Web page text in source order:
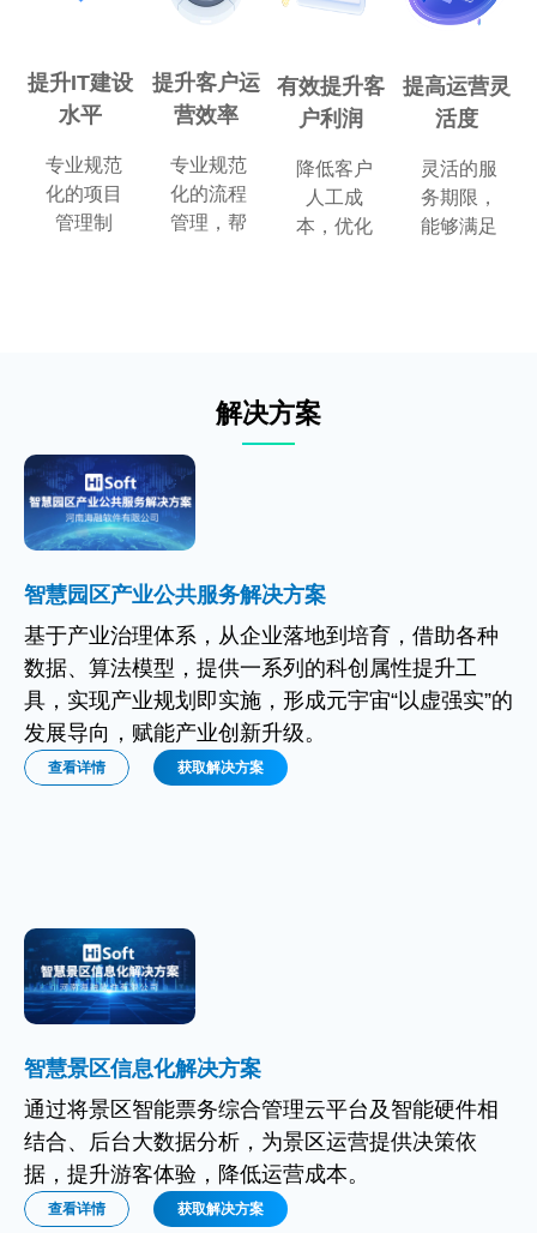
提升IT建设
水平
专业规范
化的项目
管理制
提升客户运
营效率
专业规范
化的流程
管理，帮
有效提升客
户利润
降低客户
人工成
本，优化
提高运营灵
活度
灵活的服
务期限，
能够满足
解决方案
智慧园区产业公共服务解决方案
基于产业治理体系，从企业落地到培育，借助各种
数据、算法模型，提供一系列的科创属性提升工
具，实现产业规划即实施，形成元宇宙“以虚强实”的
发展导向，赋能产业创新升级。
查看详情 获取解决方案
智慧景区信息化解决方案
通过将景区智能票务综合管理云平台及智能硬件相
结合、后台大数据分析，为景区运营提供决策依
据，提升游客体验，降低运营成本。
查看详情 获取解决方案